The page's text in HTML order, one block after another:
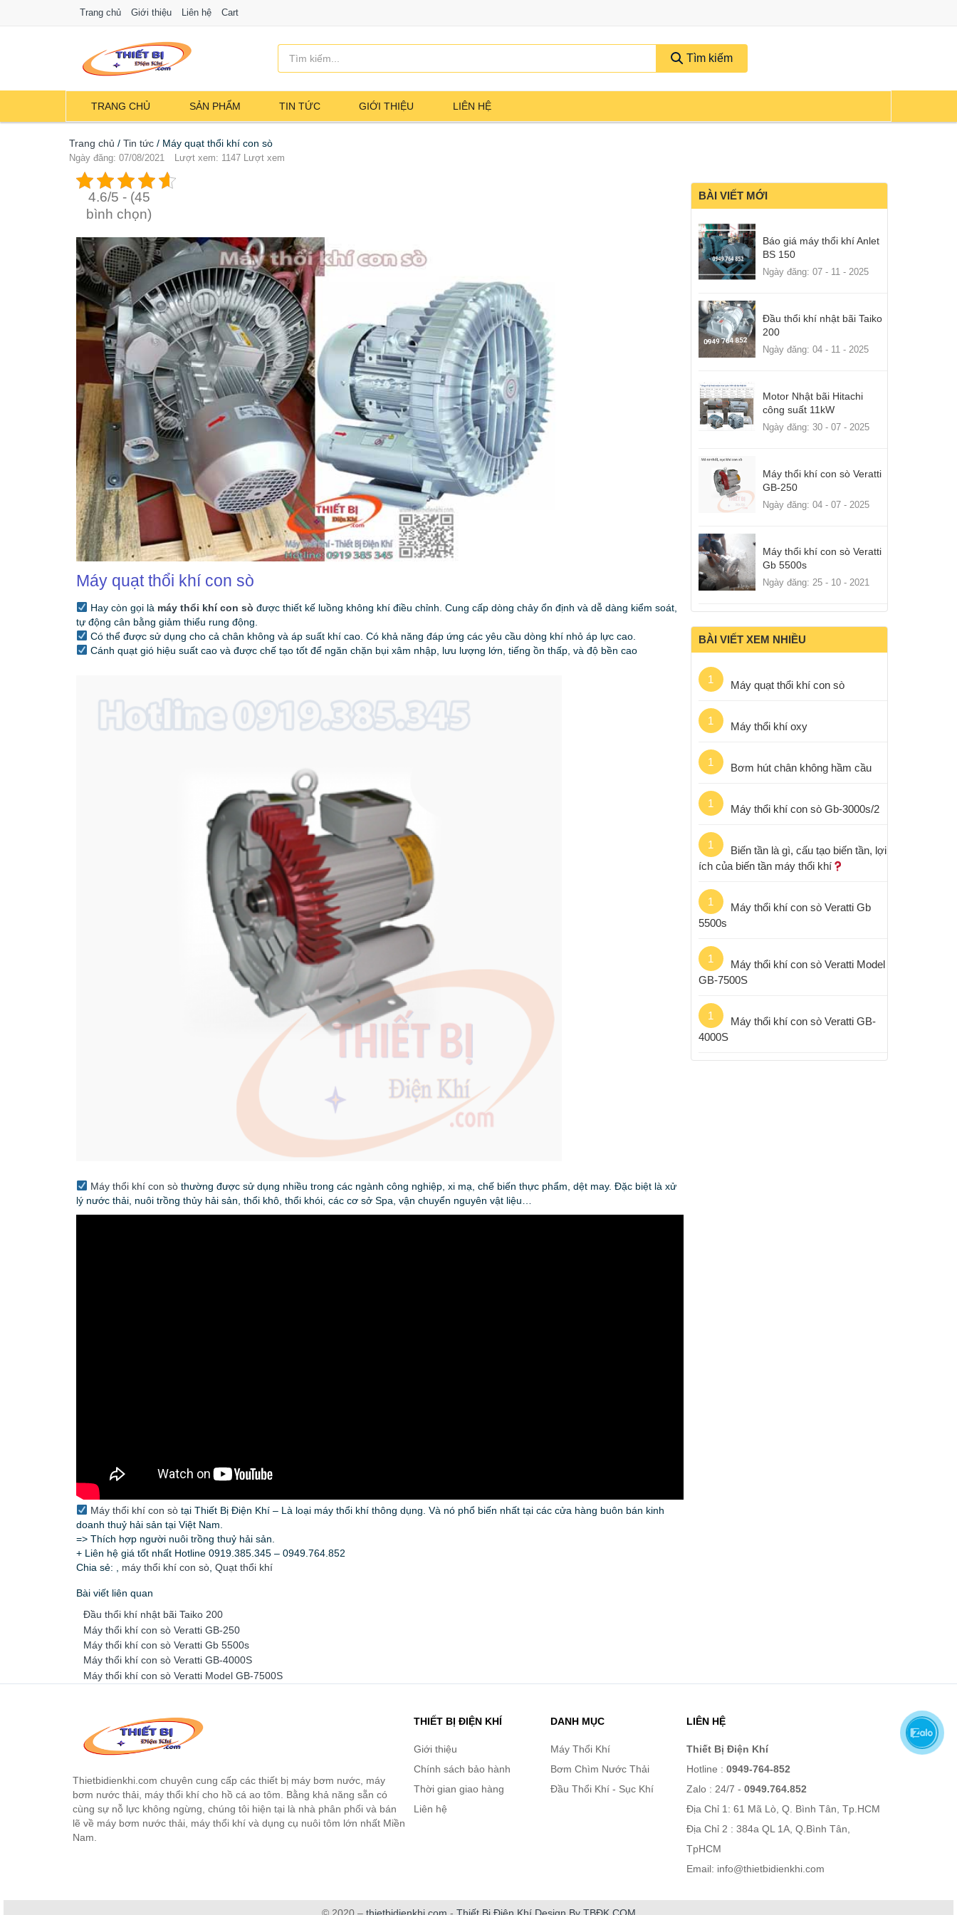
Trang chủ Giới thiệu Liên hệ Cart
Tìm kiếm
TRANG CHỦ SẢN PHẨM TIN TỨC GIỚI THIỆU LIÊN HỆ
Trang chủ / Tin tức / Máy quạt thổi khí con sò
Ngày đăng: 07/08/2021 Lượt xem: 1147 Lượt xem
4.6/5 - (45
bình chọn)
Máy quạt thổi khí con sò
Hay còn gọi là máy thổi khí con sò được thiết kế luồng không khí điều chỉnh. Cung cấp dòng chảy ổn định và dễ dàng kiểm soát,
tự động cân bằng giảm thiểu rung động.
Có thể được sử dụng cho cả chân không và áp suất khí cao. Có khả năng đáp ứng các yêu cầu dòng khí nhỏ áp lực cao.
Cánh quạt gió hiệu suất cao và được chế tạo tốt để ngăn chặn bụi xâm nhập, lưu lượng lớn, tiếng ồn thấp, và độ bền cao
Máy thổi khí con sòthường được sử dụng nhiều trong các ngành công nghiệp, xi mạ, chế biến thực phẩm, dệt may. Đặc biệt là xử
lý nước thải, nuôi trồng thủy hải sản, thổi khô, thổi khói, các cơ sở Spa, vận chuyển nguyên vật liệu…
Máy thổi khí con sòtại Thiết Bị Điện Khí – Là loại máy thổi khí thông dụng. Và nó phổ biến nhất tại các cửa hàng buôn bán kinh
doanh thuỷ hải sản tại Việt Nam.
=> Thích hợp người nuôi trồng thuỷ hải sản.
+ Liên hệ giá tốt nhất Hotline 0919.385.345 – 0949.764.852
Chia sẻ:
máy thổi khí con sò Quạt thổi khí
Bài viết liên quan
Đầu thổi khí nhật bãi Taiko 200
Máy thổi khí con sò Veratti GB-250
Máy thổi khí con sò Veratti Gb 5500s
Máy thổi khí con sò Veratti GB-4000S
Máy thổi khí con sò Veratti Model GB-7500S
BÀI VIẾT MỚI
Báo giá máy thổi khí Anlet
BS 150
Ngày đăng: 07 - 11 - 2025
Đầu thổi khí nhật bãi Taiko
200
Ngày đăng: 04 - 11 - 2025
Motor Nhật bãi Hitachi
công suất 11kW
Ngày đăng: 30 - 07 - 2025
Máy thổi khí con sò Veratti
GB-250
Ngày đăng: 04 - 07 - 2025
Máy thổi khí con sò Veratti
Gb 5500s
Ngày đăng: 25 - 10 - 2021
BÀI VIẾT XEM NHIỀU
1 Máy quạt thổi khí con sò
1 Máy thổi khí oxy
1 Bơm hút chân không hầm cầu
1 Máy thổi khí con sò Gb-3000s/2
1
Biến tần là gì, cấu tạo biến tần, lợi
ích của biến tần máy thổi khí
1
Máy thổi khí con sò Veratti Gb
5500s
1
Máy thổi khí con sò Veratti Model
GB-7500S
1
Máy thổi khí con sò Veratti GB-
4000S
Thietbidienkhi.com chuyên cung cấp các thiết bị máy bơm nước, máy
bơm nước thải, máy thổi khí cho hồ cá ao tôm. Bằng khả năng sẵn có
cùng sự nỗ lực không ngừng, chúng tôi hiện tại là nhà phân phối và bán
lẽ về máy bơm nước thải, máy thổi khí và dụng cụ nuôi tôm lớn nhất Miền
Nam.
THIẾT BỊ ĐIỆN KHÍ
Giới thiệu
Chính sách bảo hành
Thời gian giao hàng
Liên hệ
DANH MỤC
Máy Thổi Khí
Bơm Chìm Nước Thải
Đầu Thổi Khí - Sục Khí
LIÊN HỆ
Thiết Bị Điện Khí
Hotline :0949-764-852
Zalo : 24/7 -0949.764.852
Địa Chỉ 1: 61 Mã Lò, Q. Bình Tân, Tp.HCM
Địa Chỉ 2 : 384a QL 1A, Q.Bình Tân,
TpHCM
Email: info@thietbidienkhi.com